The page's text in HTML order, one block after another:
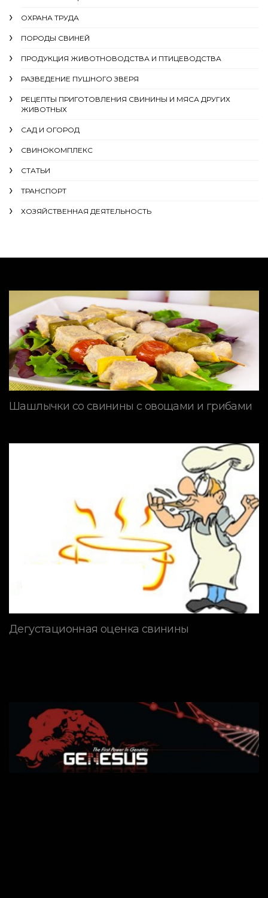
ОХРАНА ТРУДА
ПОРОДЫ СВИНЕЙ
ПРОДУКЦИЯ ЖИВОТНОВОДСТВА И ПТИЦЕВОДСТВА
РАЗВЕДЕНИЕ ПУШНОГО ЗВЕРЯ
РЕЦЕПТЫ ПРИГОТОВЛЕНИЯ СВИНИНЫ И МЯСА ДРУГИХ
ЖИВОТНЫХ
САД И ОГОРОД
СВИНОКОМПЛЕКС
СТАТЬИ
ТРАНСПОРТ
ХОЗЯЙСТВЕННАЯ ДЕЯТЕЛЬНОСТЬ
Шашлычки со свинины с овощами и грибами
Дегустационная оценка свинины
Генетическая программа
GENESUS